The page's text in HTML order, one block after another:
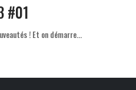
#01
! Et on démarre…